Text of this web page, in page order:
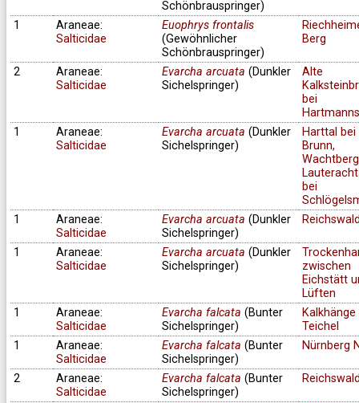
Schönbrauspringer)
1
Araneae:
Salticidae
Euophrys frontalis
(Gewöhnlicher
Schönbrauspringer)
Berg
2
Araneae:
Salticidae
Evarcha arcuata (Dunkler
Sichelspringer)
Alte
bei
1
Araneae:
Salticidae
Evarcha arcuata (Dunkler
Sichelspringer)
Harttal bei
Brunn,
bei
1
Araneae:
Salticidae
Evarcha arcuata (Dunkler
Sichelspringer)
1
Araneae:
Salticidae
Evarcha arcuata (Dunkler
Sichelspringer)
zwischen
Eichstätt
Lüften
1
Araneae:
Salticidae
Evarcha falcata (Bunter
Sichelspringer)
Kalkhänge
Teichel
1
Araneae:
Salticidae
Evarcha falcata (Bunter
Sichelspringer)
Nürnberg
2
Araneae:
Salticidae
Evarcha falcata (Bunter
Sichelspringer)